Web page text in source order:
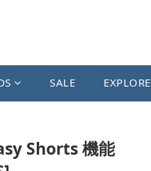
SALE EXPLORE
Shorts 機能